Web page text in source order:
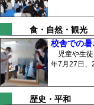
食・自然・観光
校舎での
児童や生徒
年7月27日
歴史・平和